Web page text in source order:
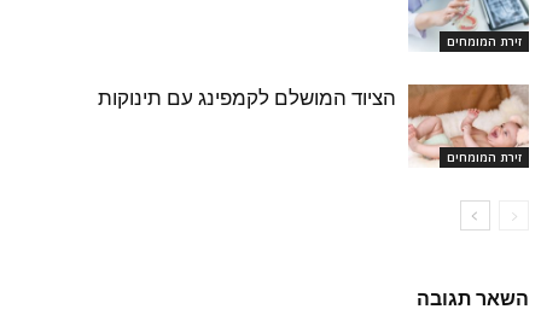
זירת המומחים
זירת המומחים
הציוד המושלם לקמפינג עם תינוקות
השאר תגובה